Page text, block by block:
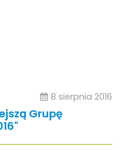
8 sierpnia 2016
Grupę